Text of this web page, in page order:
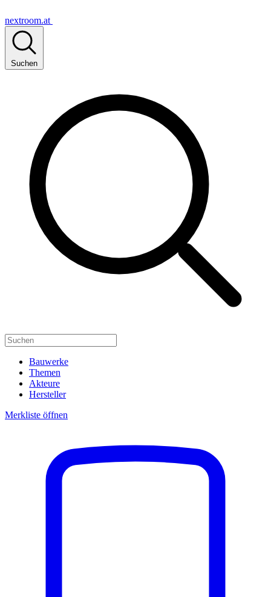
nextroom.at
Suchen
Bauwerke
Themen
Akteure
Hersteller
Merkliste öffnen